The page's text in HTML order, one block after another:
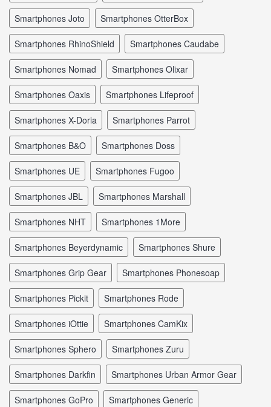
smartphones Joto smartphones OtterBox
smartphones RhinoShield smartphones Caudabe
smartphones Nomad smartphones Olixar
smartphones Oaxis smartphones Lifeproof
smartphones X-Doria smartphones Parrot
smartphones B&O smartphones Doss
smartphones UE smartphones Fugoo
smartphones JBL smartphones Marshall
smartphones NHT smartphones 1More
smartphones Beyerdynamic smartphones Shure
smartphones Grip Gear smartphones Phonesoap
smartphones Pickit smartphones Rode
smartphones iOttie smartphones CamKix
smartphones Sphero smartphones Zuru
smartphones Darkfin smartphones Urban Armor Gear
smartphones GoPro smartphones Generic